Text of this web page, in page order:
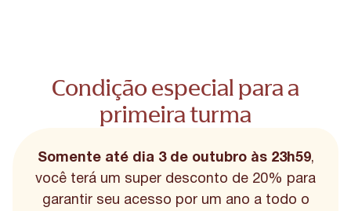
Condição especial para a
primeira turma
Somente até dia 3 de outubro às 23h59,
você terá um super desconto de 20% para
garantir seu acesso por um ano a todo o